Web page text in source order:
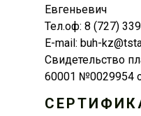
Евгеньевич
Тел.оф: 8 (727)
E-mail: buh-
Свидетельство
60001 №0029954